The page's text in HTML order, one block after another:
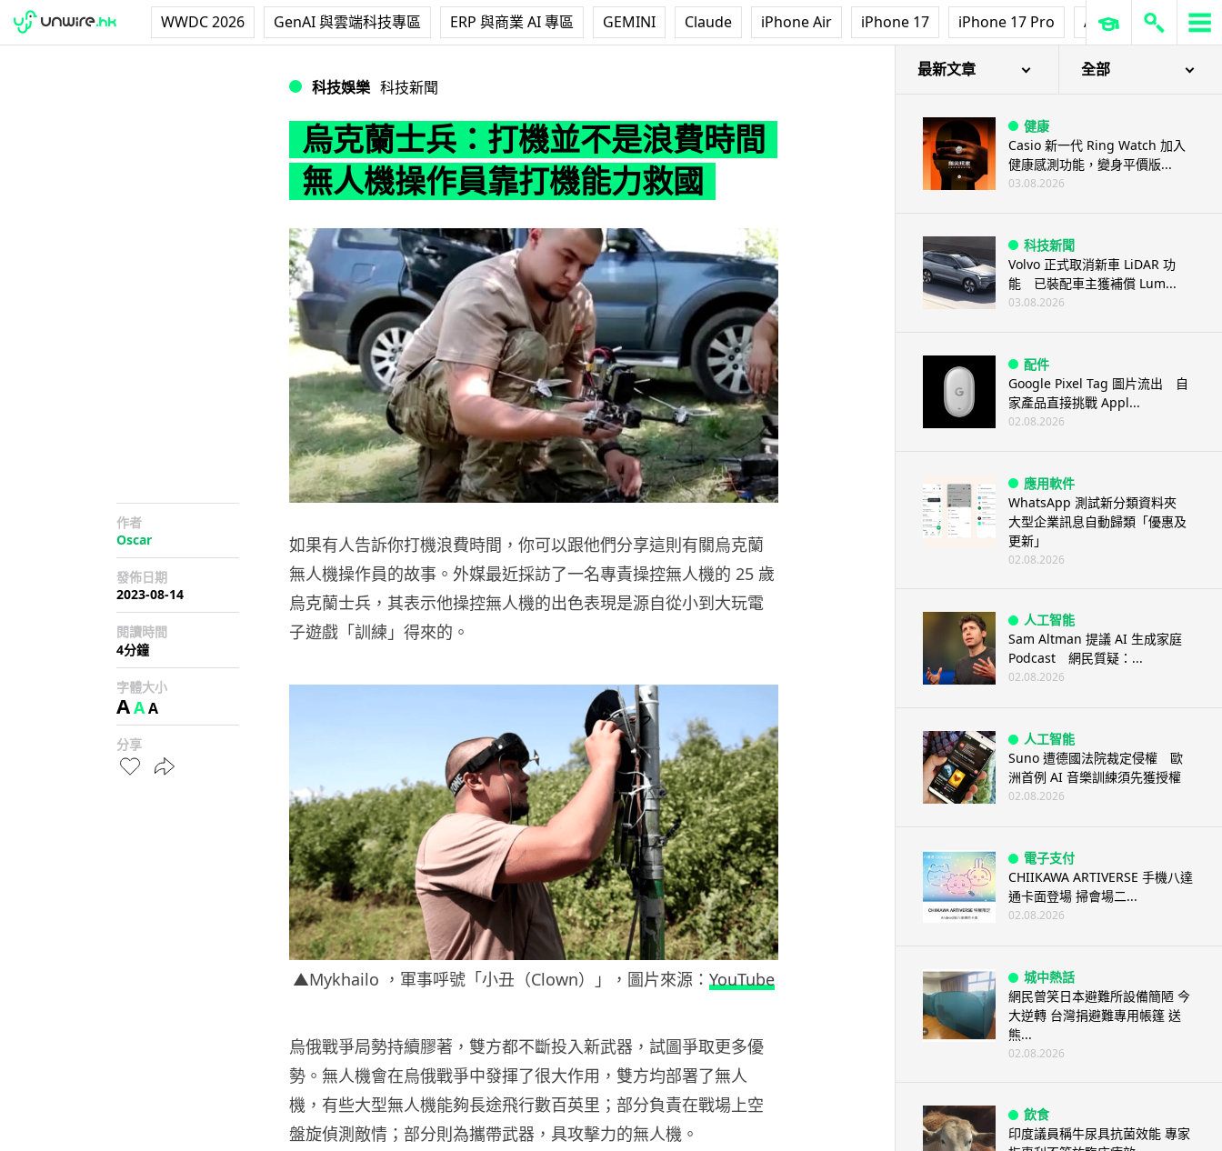
WWDC 2026 GenAI 與雲端科技專區 ERP 與商業 AI 專區 GEMINI Claude iPhone Air iPhone 17 iPhone 17 Pro AirPods Pro 3
科技娛樂 科技新聞
烏克蘭士兵：打機並不是浪費時間
無人機操作員靠打機能力救國
作者
Oscar
發佈日期
2023-08-14
閱讀時間
4分鐘
字體大小
AAA
分享
如果有人告訴你打機浪費時間，你可以跟他們分享這則有關烏克蘭
無人機操作員的故事。外媒最近採訪了一名專責操控無人機的 25 歲
烏克蘭士兵，其表示他操控無人機的出色表現是源自從小到大玩電
子遊戲「訓練」得來的。
▲Mykhailo ，軍事呼號「小丑（Clown）」，圖片來源： YouTube
烏俄戰爭局勢持續膠著，雙方都不斷投入新武器，試圖爭取更多優
勢。無人機會在烏俄戰爭中發揮了很大作用，雙方均部署了無人
機，有些大型無人機能夠長途飛行數百英里；部分負責在戰場上空
盤旋偵測敵情；部分則為攜帶武器，具攻擊力的無人機。
最新文章 全部
健康
Casio 新一代 Ring Watch 加入
健康感測功能，變身平價版...
03.08.2026
科技新聞
Volvo 正式取消新車 LiDAR 功
能 已裝配車主獲補償 Lum...
03.08.2026
配件
Google Pixel Tag 圖片流出 自
家產品直接挑戰 Appl...
02.08.2026
應用軟件
WhatsApp 測試新分類資料夾
大型企業訊息自動歸類「優惠及
更新」
02.08.2026
人工智能
Sam Altman 提議 AI 生成家庭
Podcast 網民質疑：...
02.08.2026
人工智能
Suno 遭德國法院裁定侵權 歐
洲首例 AI 音樂訓練須先獲授權
02.08.2026
電子支付
CHIIKAWA ARTIVERSE 手機八達
通卡面登場 掃會場二...
02.08.2026
城中熱話
網民曾笑日本避難所設備簡陋 今
大逆轉 台灣捐避難專用帳篷 送
熊...
02.08.2026
飲食
印度議員稱牛尿具抗菌效能 專家